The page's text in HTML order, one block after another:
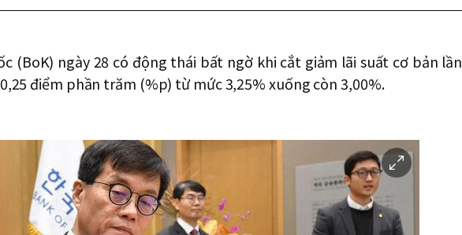
(BoK) ngày 28 có động thái bất ngờ khi cắt giảm lãi suất cơ bản lần
điểm phần trăm (%p) từ mức 3,25% xuống còn 3,00%.
이
미
지
확